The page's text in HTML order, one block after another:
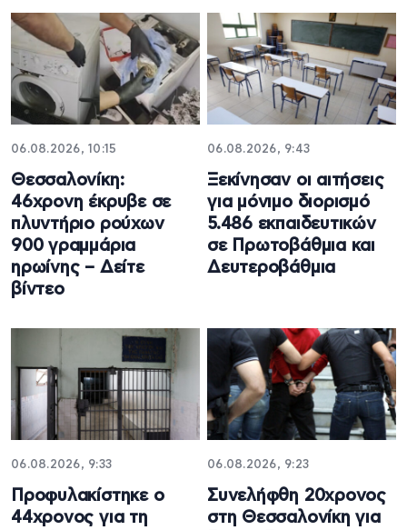
06.08.2026, 10:15
Θεσσαλονίκη:
46χρονη έκρυβε σε
πλυντήριο ρούχων
900 γραμμάρια
ηρωίνης – Δείτε
βίντεο
06.08.2026, 9:43
Ξεκίνησαν οι αιτήσεις
για μόνιμο διορισμό
5.486 εκπαιδευτικών
σε Πρωτοβάθμια και
Δευτεροβάθμια
06.08.2026, 9:33
Προφυλακίστηκε ο
44χρονος για τη
06.08.2026, 9:23
Συνελήφθη 20χρονος
στη Θεσσαλονίκη για